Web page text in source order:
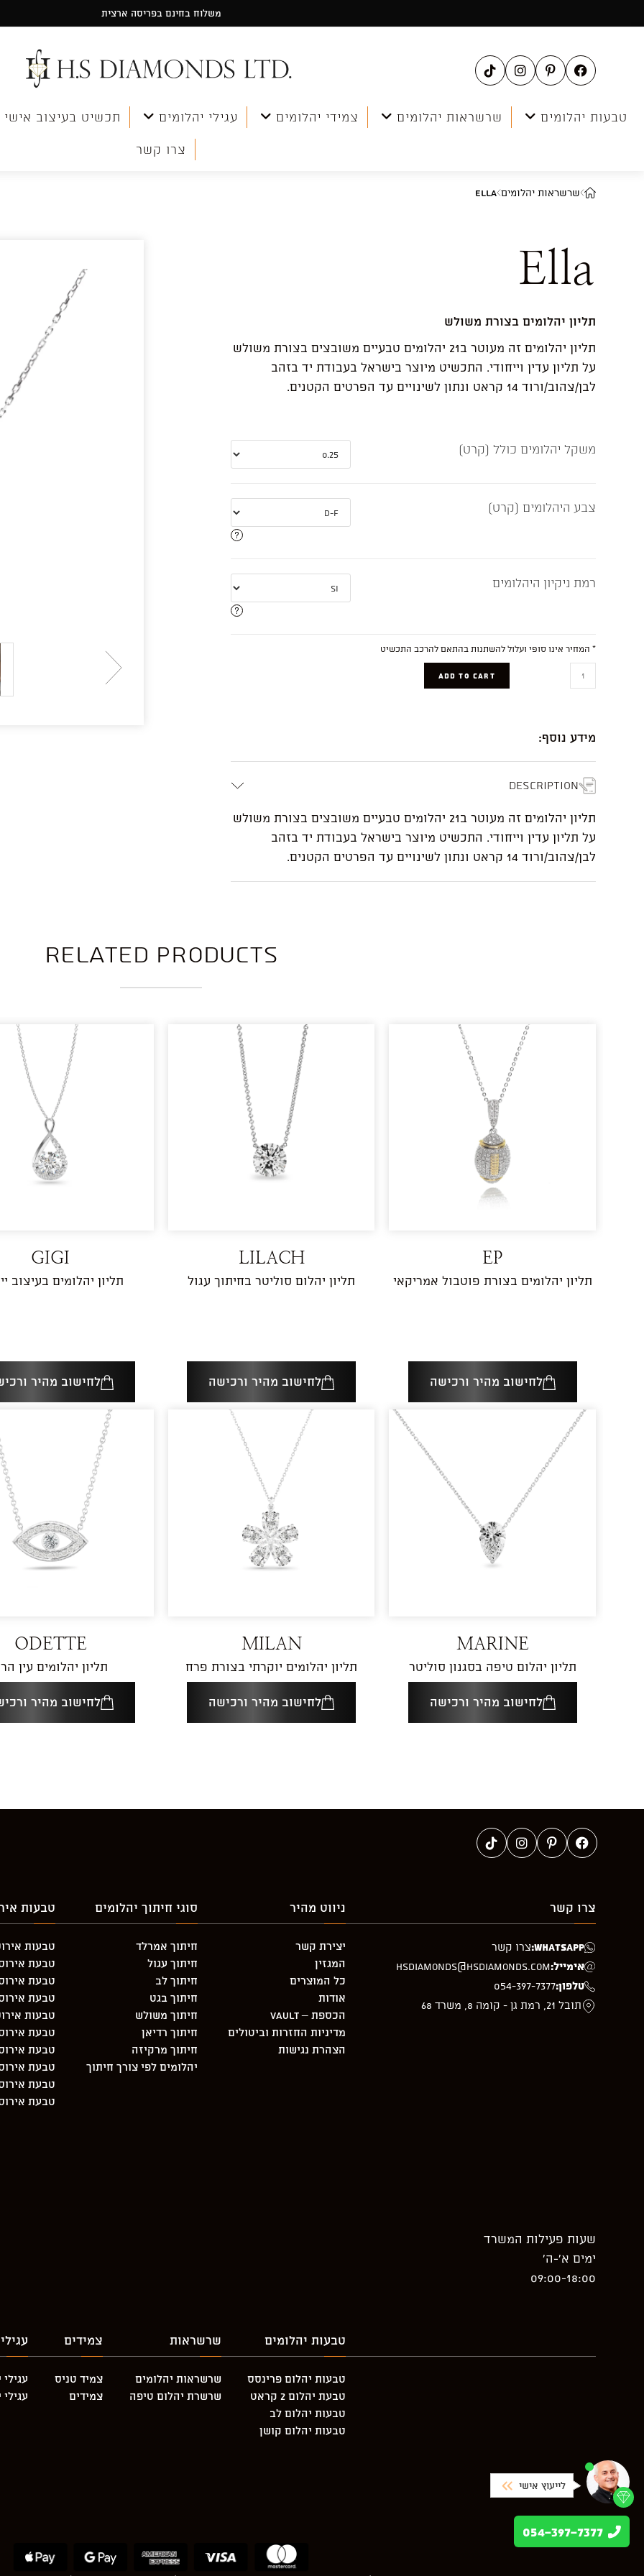
משלוח בחינם בפריסה ארצית
טבעות יהלומים שרשראות יהלומים צמידי יהלומים עגילי יהלומים תכשיט בעיצוב אישי
צרו קשר
שרשראות יהלומים Ella
Ella
תליון יהלומים בצורת משולש
תליון יהלומים זה מעוטר ב21 יהלומים טבעיים משובצים בצורת משולש
על תליון עדין וייחודי. התכשיט מיוצר בישראל בעבודת יד בזהב
לבן/צהוב/ורוד 14 קראט ונתון לשינויים עד הפרטים הקטנים.
משקל יהלומים כולל (קרט)
צבע היהלומים (קרט)
רמת ניקיון היהלומים
* המחיר אינו סופי ועלול להשתנות בהתאם להרכב התכשיט
ADD TO CART
מידע נוסף:
Description
תליון יהלומים זה מעוטר ב21 יהלומים טבעיים משובצים בצורת משולש
על תליון עדין וייחודי. התכשיט מיוצר בישראל בעבודת יד בזהב
לבן/צהוב/ורוד 14 קראט ונתון לשינויים עד הפרטים הקטנים.
Related products
EP
תליון יהלומים בצורת פוטבול אמריקאי
לחישוב מהיר ורכישה
LILACH
תליון יהלום סוליטר בחיתוך עגול
לחישוב מהיר ורכישה
GIGI
תליון יהלומים בעיצוב
לחישוב מהיר
MARINE
תליון יהלום טיפה בסגנון סוליטר
לחישוב מהיר ורכישה
MILAN
תליון יהלומים יוקרתי בצורת פרח
לחישוב מהיר ורכישה
ODETTE
תליון יהלומים עין
לחישוב מהיר
צרו קשר
WhatsApp: צרו קשר
אימייל:hsdiamonds@hsdiamonds.com
טלפון:054-397-7377
תובל 21, רמת גן - קומה 8, משרד 68
שעות פעילות המשרד
ימים א’-ה’
09:00-18:00
ניווט מהיר
יצירת קשר
המגזין
כל המוצרים
אודות
הכספת – Vault
מדיניות החזרות וביטולים
הצהרת נגישות
סוגי חיתוך יהלומים
חיתוך אמרלד
חיתוך עגול
חיתוך לב
חיתוך בגט
חיתוך משולש
חיתוך רדיאן
חיתוך מרקיזה
יהלומים לפי צורך חיתוך
טבעות
טבעות
טבעת אירוסין 3
טבעת
טבעת
טבעות
טבעת
טבעת אירוסין 3
טבעת
טבעת
טבעת
טבעות יהלומים
טבעות יהלום פרינסס
טבעת יהלום 2 קראט
טבעות יהלום לב
טבעות יהלום קושן
שרשראות
שרשראות יהלומים
שרשרת יהלום טיפה
צמידים
צמיד טניס
צמידים
לייעוץ אישי
054-397-7377